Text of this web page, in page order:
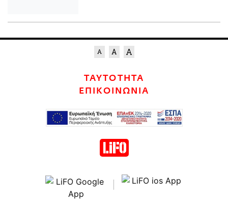
ΤΑΥΤΟΤΗΤΑ
ΕΠΙΚΟΙΝΩΝΙΑ